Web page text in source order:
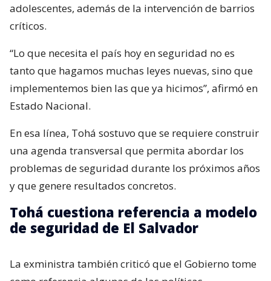
adolescentes, además de la intervención de barrios
críticos.
“Lo que necesita el país hoy en seguridad no es
tanto que hagamos muchas leyes nuevas, sino que
implementemos bien las que ya hicimos”, afirmó en
Estado Nacional.
En esa línea, Tohá sostuvo que se requiere construir
una agenda transversal que permita abordar los
problemas de seguridad durante los próximos años
y que genere resultados concretos.
Tohá cuestiona referencia a modelo
de seguridad de El Salvador
La exministra también criticó que el Gobierno tome